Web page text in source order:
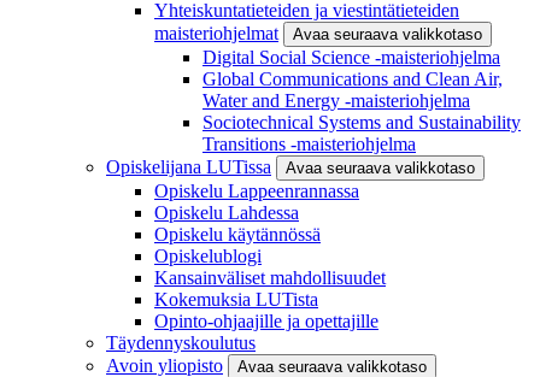
Yhteiskuntatieteiden ja viestintätieteiden
maisteriohjelmat
Avaa seuraava valikkotaso
Digital Social Science -maisteriohjelma
Global Communications and Clean Air,
Water and Energy -maisteriohjelma
Sociotechnical Systems and Sustainability
Transitions -maisteriohjelma
Opiskelijana LUTissa
Avaa seuraava valikkotaso
Opiskelu Lappeenrannassa
Opiskelu Lahdessa
Opiskelu käytännössä
Opiskelublogi
Kansainväliset mahdollisuudet
Kokemuksia LUTista
Opinto-ohjaajille ja opettajille
Täydennyskoulutus
Avoin yliopisto
Avaa seuraava valikkotaso